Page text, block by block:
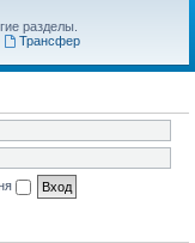
разделы.
Трансфер